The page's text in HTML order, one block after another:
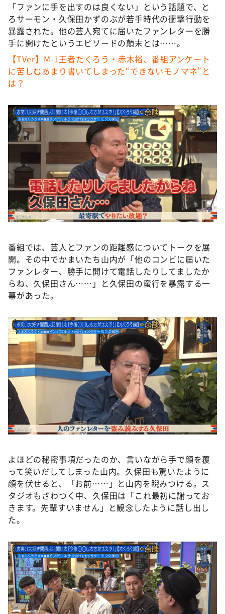
ＬＩＦＥ～夢のカタチ～
新婚さんいらっしゃい！
ポツンと一軒家
ザキ山小屋本館
ぺこぱのまるスポ
「ファンに手を出すのは良くない」という話題で、と
ろサーモン・久保田かずのぶが若手時代の衝撃行動を
暴露された。他の芸人宛てに届いたファンレターを勝
手に開けたというエピソードの顛末とは……。
【TVer】M-1王者たくろう・赤木裕、番組アンケート
に苦しむあまり書いてしまった“できないモノマネ”と
は？
番組では、芸人とファンの距離感についてトークを展
開。その中でかまいたち山内が「他のコンビに届いた
ファンレター、勝手に開けて電話したりしてましたか
らね、久保田さん……」と久保田の蛮行を暴露する一
幕があった。
よほどの秘密事項だったのか、言いながら手で顔を覆
って笑いだしてしまった山内。久保田も驚いたように
顔を伏せると、「お前……」と山内を睨みつける。ス
タジオもざわつく中、久保田は「これ最初に謝ってお
きます。先輩すいません」と観念したように話し出し
た。